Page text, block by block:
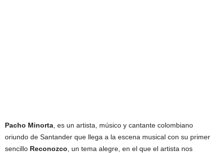
Pacho Minorta , es un artista, músico y cantante colombiano
oriundo de Santander que llega a la escena musical con su primer
sencillo Reconozco , un tema alegre, en el que el artista nos